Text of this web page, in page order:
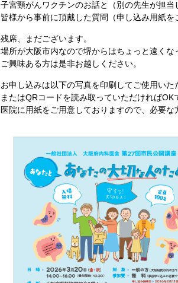
子宮頸がんワクチンのお話と（別の先生が担当
皆様から事前に頂戴した質問（申し込み用紙
残席、まだございます。
場所が大阪市内なので堺からはちょっと遠くな
ご興味ある方は是非お越しください。
お申し込みは以下の写真を印刷してご使用いた
またはQRコードを読み取っていただければOK
医院に用紙をご用意しておりますので、必要